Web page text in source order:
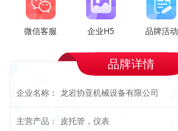
微信客服 企业H5 品牌活动
品牌详情
企业名称： 龙岩协亚机械设备有限公司
主营产品： 皮托管，仪表